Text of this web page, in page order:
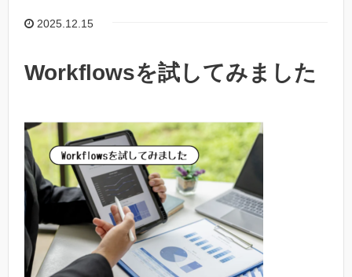
2025.12.15
Workflowsを試してみました